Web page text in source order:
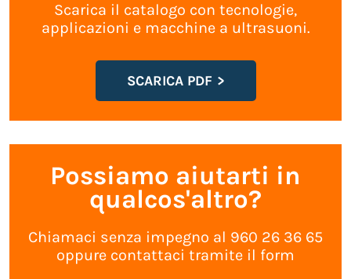
Scarica il catalogo con tecnologie,
applicazioni e macchine a ultrasuoni.
SCARICA PDF
Possiamo aiutarti in
qualcos'altro?
Chiamaci senza impegno al 960 26 36 65
oppure contattaci tramite il form